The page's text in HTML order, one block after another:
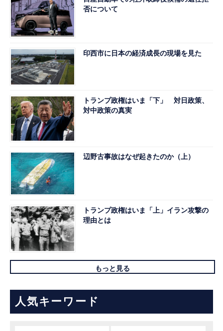
否について
印西市に日本の経済成長の現場を見た
トランプ政権はいま「下」 対日政策、
対中政策の真実
辺野古事故はなぜ起きたのか（上）
トランプ政権はいま「上」イラン攻撃の
理由とは
もっと見る
人気キーワード